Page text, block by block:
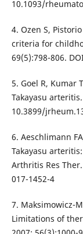
10.1093/
4. Ozen S,
criteria for
69(5):798-806.
5. Goel R, Kumar
Takayasu
10.3899/
6. Aeschlimann
Takayasu
Arthritis Res
017-1452-4
7. Maksimowicz-
Limitations of